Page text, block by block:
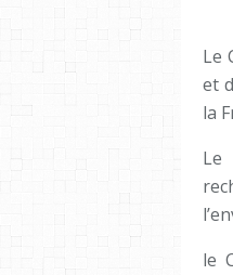
Le
et
la
Le
le